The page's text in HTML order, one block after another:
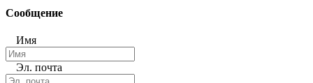
Сообщение
Имя
Эл. почта